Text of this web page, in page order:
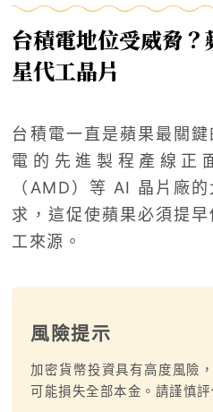
台積電地位受威脅
星代工晶片
台積電一直是蘋果最關
電的先進製程產線正
（AMD）等 AI 晶片廠
求，這促使蘋果必須提
工來源。
風險提示
加密貨幣投資具有高度風險
可能損失全部本金。請謹慎評